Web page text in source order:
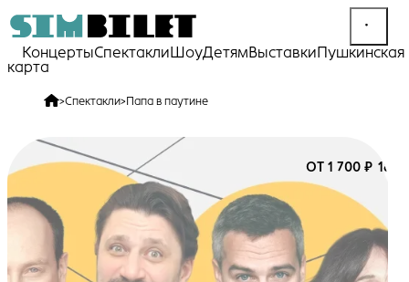
КонцертыСпектакли ШоуДетямВыставкиПушкинская
карта
>Спектакли>Папа в паутине
ОТ 1 700 ₽ 18+